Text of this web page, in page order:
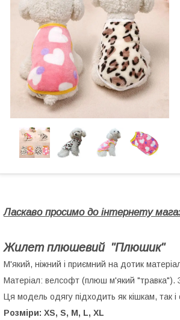
Ласкаво просимо до інтернету
Жилет плюшевий "Плюшик"
М'який, ніжний і приємний на дотик
Матеріал: велсофт (плюш м'який "травка").
Ця модель одягу підходить як кішкам, так і
Розміри: XS, S, М, L, XL